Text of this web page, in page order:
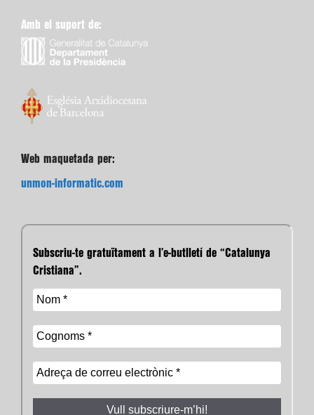
Amb el suport de:
Web maquetada per:
unmon-informatic.com
Subscriu-te gratuïtament a l’e-butlletí de “Catalunya
Cristiana”.